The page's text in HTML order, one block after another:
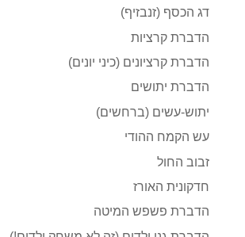
דג הכסף (זנבזיף)
הדברת קרציות
הדברת קרציונים (כיני יונים)
הדברת יתושים
יתוש-עשים (ברחשים)
עש הקמח ההודי
זבוב החול
חדקונית האורז
הדברת פשפש המיטה